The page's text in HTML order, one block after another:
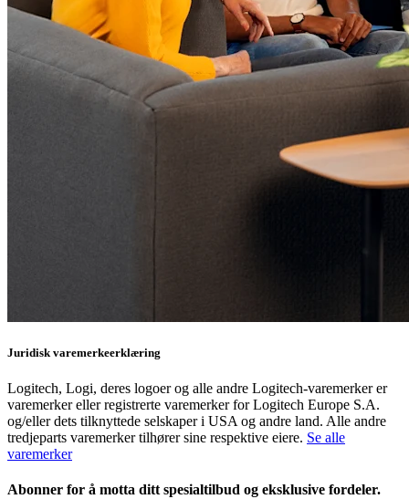
Juridisk varemerkeerklæring
Logitech, Logi, deres logoer og alle andre Logitech-varemerker er
varemerker eller registrerte varemerker for Logitech Europe S.A.
og/eller dets tilknyttede selskaper i USA og andre land. Alle andre
tredjeparts varemerker tilhører sine respektive eiere. Se alle
varemerker
Abonner for å motta ditt spesialtilbud og eksklusive fordeler.